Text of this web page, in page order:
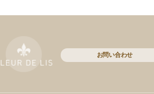
お問い合わせ